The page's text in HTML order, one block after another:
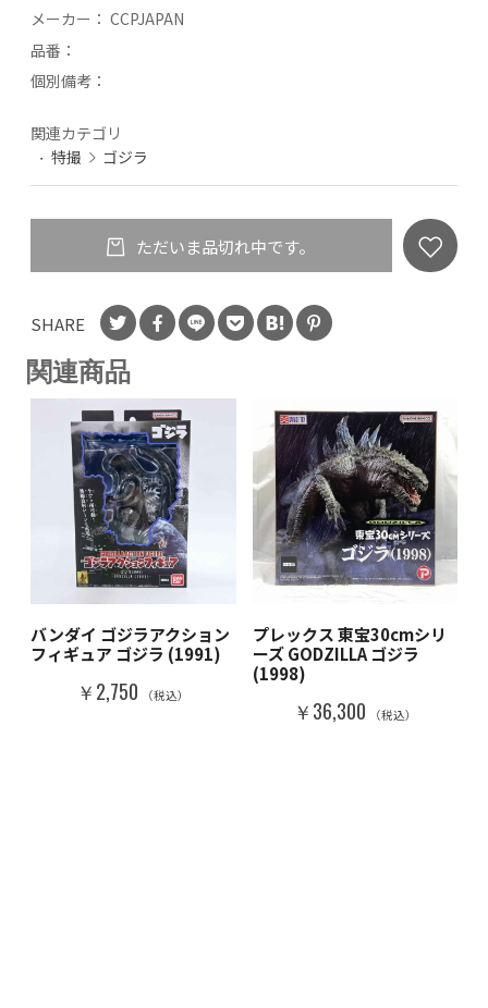
メーカー： CCPJAPAN
品番：
個別備考：
関連カテゴリ
特撮
ゴジラ
ただいま品切れ中です。
SHARE
関連商品
バンダイ ゴジラアクション
フィギュア ゴジラ (1991)
￥2,750 （税込）
プレックス 東宝30cmシリ
ーズ GODZILLA ゴジラ
(1998)
￥36,300 （税込）